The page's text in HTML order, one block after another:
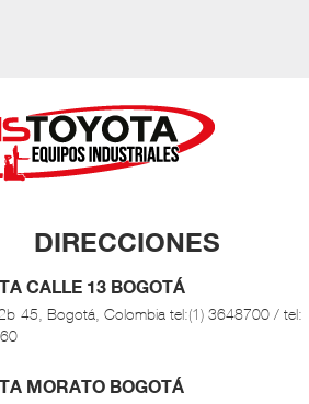
DIRECCIONES
CALLE 13 BOGOTÁ
45, Bogotá, Colombia tel:(1) 3648700 / tel:
MORATO BOGOTÁ